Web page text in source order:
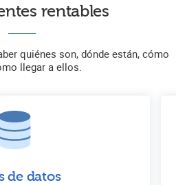
rentables
quiénes son, dónde están, cómo
llegar a ellos.
de datos